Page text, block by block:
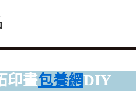
印畫包養網DIY